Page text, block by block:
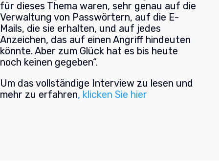
für dieses Thema waren, sehr genau auf die
Verwaltung von Passwörtern, auf die E-
Mails, die sie erhalten, und auf jedes
Anzeichen, das auf einen Angriff hindeuten
könnte. Aber zum Glück hat es bis heute
noch keinen gegeben“.
Um das vollständige Interview zu lesen und
mehr zu erfahren, klicken Sie hier